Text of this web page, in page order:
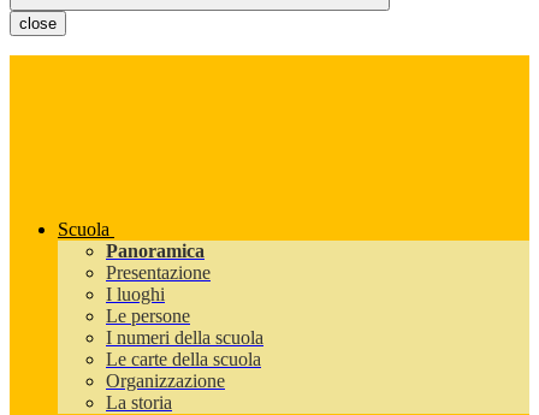
close
Scuola
Panoramica
Presentazione
I luoghi
Le persone
I numeri della scuola
Le carte della scuola
Organizzazione
La storia